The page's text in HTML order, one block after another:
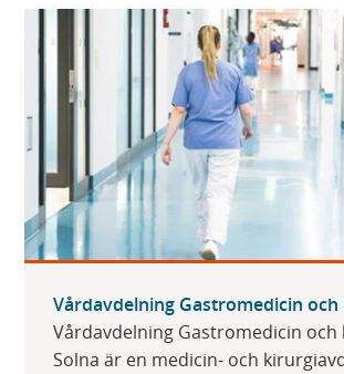
Vårdavdelning Gastromedicin
Vårdavdelning Gastromedicin och
Solna är en medicin- och